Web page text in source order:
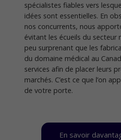
spécialistes fiables vers
idées sont essentielles. En
nos concurrents, nous
évitant les écueils du secteur
peu surprenant que les
du domaine médical au
services afin de placer leurs
marchés. C’est ce que l’on
de votre porte.
En savoir